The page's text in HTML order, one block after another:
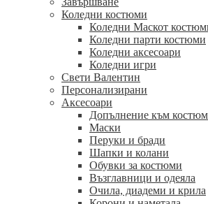
Коледни костюми
Коледни Маскот
Коледни парти костюми
Коледни аксесоари
Коледни игри
Свети Валентин
Персонализирани
Аксесоари
Допълнение към
Маски
Перуки и бради
Шапки и колани
Обувки за костюми
Възглавници и одеяла
Очила, диадеми и крила